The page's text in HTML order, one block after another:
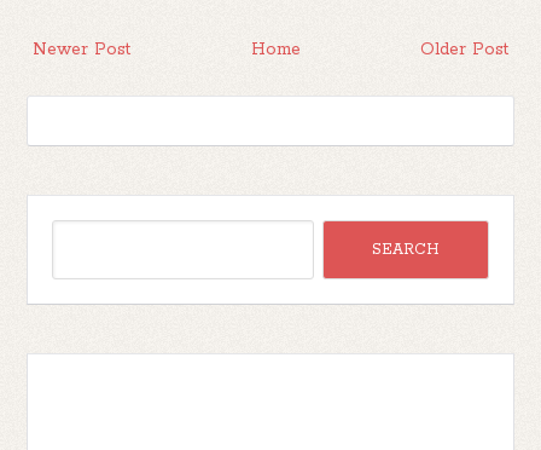
Newer Post Older Post
Home